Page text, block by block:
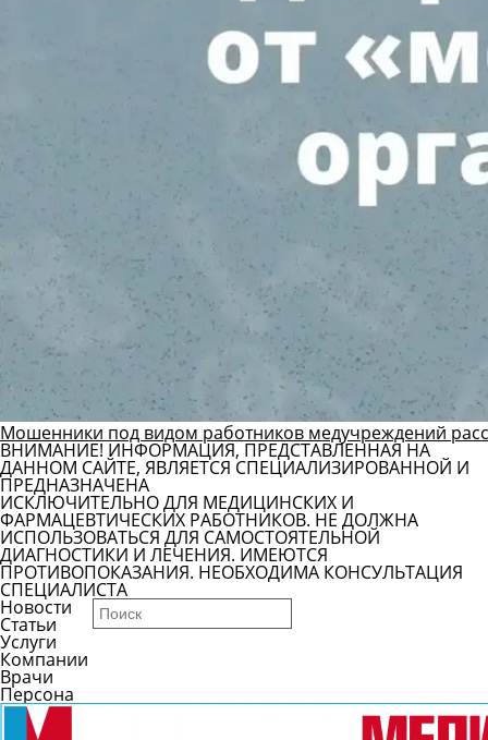
Мошенники под видом работников медучреждений
ВНИМАНИЕ! ИНФОРМАЦИЯ, ПРЕДСТАВЛЕННАЯ НА
ДАННОМ САЙТЕ, ЯВЛЯЕТСЯ СПЕЦИАЛИЗИРОВАННОЙ И
ПРЕДНАЗНАЧЕНА
ИСКЛЮЧИТЕЛЬНО ДЛЯ МЕДИЦИНСКИХ И
ФАРМАЦЕВТИЧЕСКИХ РАБОТНИКОВ. НЕ ДОЛЖНА
ИСПОЛЬЗОВАТЬСЯ ДЛЯ САМОСТОЯТЕЛЬНОЙ
ДИАГНОСТИКИ И ЛЕЧЕНИЯ. ИМЕЮТСЯ
ПРОТИВОПОКАЗАНИЯ. НЕОБХОДИМА КОНСУЛЬТАЦИЯ
СПЕЦИАЛИСТА
Новости
Статьи
Услуги
Компании
Врачи
Персона